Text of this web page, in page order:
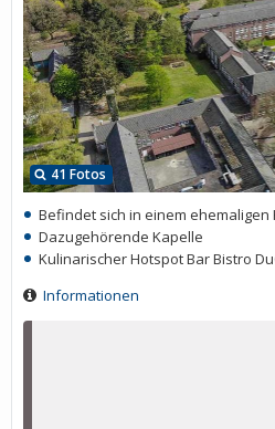
41 Fotos
Befindet sich in einem ehemaligen
Dazugehörende Kapelle
Kulinarischer Hotspot Bar Bistro
Informationen